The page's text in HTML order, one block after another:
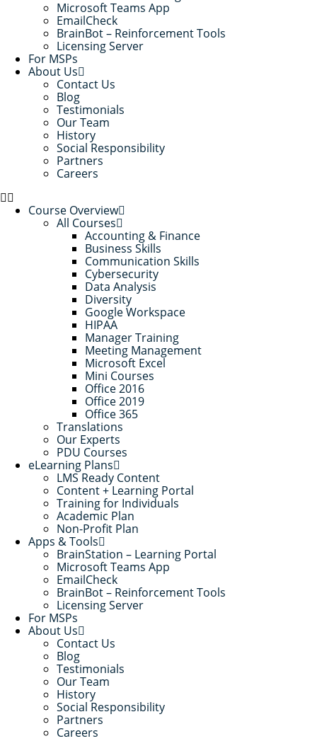
Microsoft Teams App
EmailCheck
BrainBot – Reinforcement Tools
Licensing Server
For MSPs
About Us
Contact Us
Blog
Testimonials
Our Team
History
Social Responsibility
Partners
Careers
Course Overview
All Courses
Accounting & Finance
Business Skills
Communication Skills
Cybersecurity
Data Analysis
Diversity
Google Workspace
HIPAA
Manager Training
Meeting Management
Microsoft Excel
Mini Courses
Office 2016
Office 2019
Office 365
Translations
Our Experts
PDU Courses
eLearning Plans
LMS Ready Content
Content + Learning Portal
Training for Individuals
Academic Plan
Non-Profit Plan
Apps & Tools
BrainStation – Learning Portal
Microsoft Teams App
EmailCheck
BrainBot – Reinforcement Tools
Licensing Server
For MSPs
About Us
Contact Us
Blog
Testimonials
Our Team
History
Social Responsibility
Partners
Careers